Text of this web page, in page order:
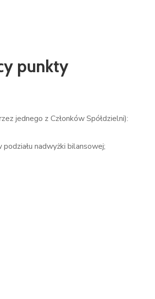
punkty
jednego z Członków Spółdzielni):
nadwyżki bilansowej;